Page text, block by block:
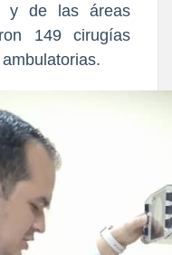
y de las áreas
149 cirugías